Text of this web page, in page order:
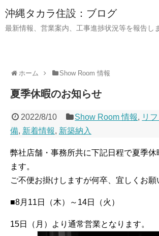
沖縄タカラ住設：ブログ
最新情報、営業案内、工事進捗状況等を報告し
ホーム Show Room 情報
夏季休暇のお知らせ
2022/8/10 Show Room 情報, リ
備, 新着情報, 新築納入
弊社店舗・事務所共に下記日程で夏季休
ます。
ご不便お掛けしますが何卒、宜しくお願
■8月11日（木）～14日（火）
15日（月）より通常営業となります。